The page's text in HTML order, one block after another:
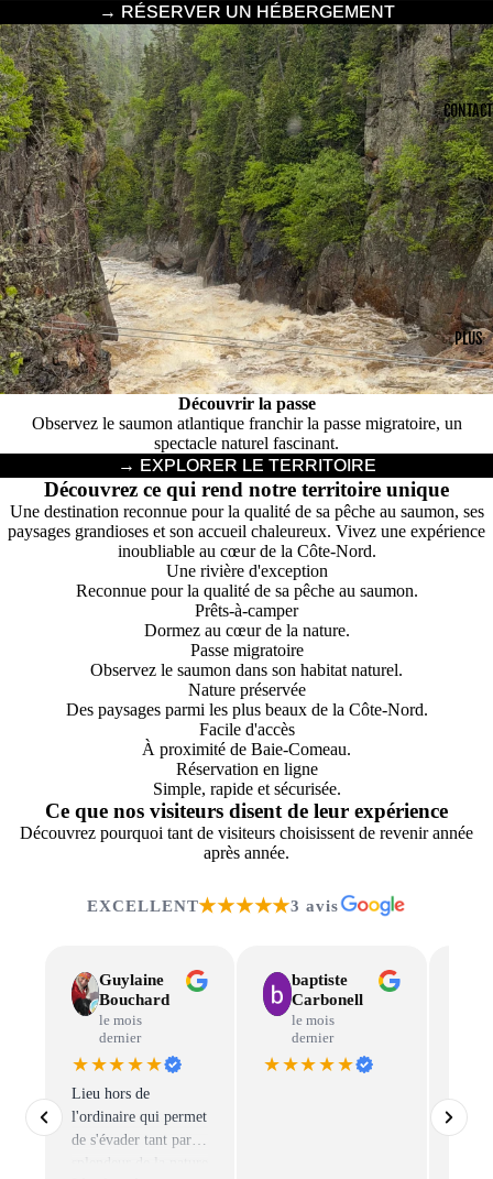
CONTACT
PLUS
→ RÉSERVER UN HÉBERGEMENT
Découvrir la passe
Observez le saumon atlantique franchir la passe migratoire, un
spectacle naturel fascinant.
→ EXPLORER LE TERRITOIRE
Découvrez ce qui rend notre territoire unique
Une destination reconnue pour la qualité de sa pêche au saumon, ses
paysages grandioses et son accueil chaleureux. Vivez une expérience
inoubliable au cœur de la Côte-Nord.
Une rivière d'exception
Reconnue pour la qualité de sa pêche au saumon.
Prêts-à-camper
Dormez au cœur de la nature.
Passe migratoire
Observez le saumon dans son habitat naturel.
Nature préservée
Des paysages parmi les plus beaux de la Côte-Nord.
Facile d'accès
À proximité de Baie-Comeau.
Réservation en ligne
Simple, rapide et sécurisée.
Ce que nos visiteurs disent de leur expérience
Découvrez pourquoi tant de visiteurs choisissent de revenir année
après année.
EXCELLENT★★★★★3 avis
Guylaine
Bouchard
le mois
dernier
★★★★★
Lieu hors de
l'ordinaire qui permet
de s'évader tant par la
splendeur de la nature
baptiste
Carbonell
le mois
dernier
★★★★★